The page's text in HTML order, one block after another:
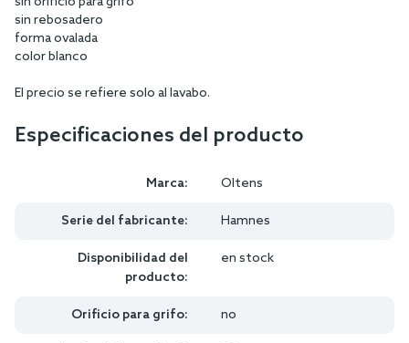
sin rebosadero
forma ovalada
color blanco
El precio se refiere solo al lavabo.
Especificaciones del producto
Marca: Oltens
Serie del fabricante: Hamnes
Disponibilidad del
producto:
en stock
Orificio para grifo: no